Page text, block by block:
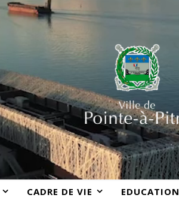
CADRE DE VIE EDUCATION